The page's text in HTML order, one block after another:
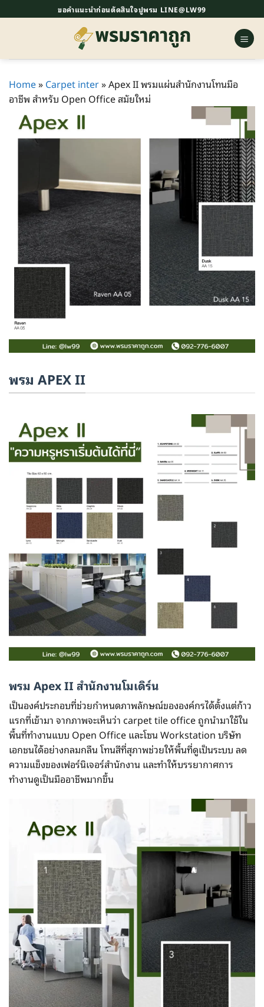
ไป
ขอคำแนะนำก่อนตัดสินใจปูพรม LINE@LW99
Home»Carpet inter»Apex II พรมแผ่นสำนักงานโทนมือ
อาชีพ สำหรับ Open Office สมัยใหม่
พรม APEX II
พรม Apex II สำนักงานโมเดิร์น
เป็นองค์ประกอบที่ช่วยกำหนดภาพลักษณ์ขององค์กรได้ตั้งแต่ก้าว
แรกที่เข้ามา จากภาพจะเห็นว่า carpet tile office ถูกนำมาใช้ใน
พื้นที่ทำงานแบบ Open Office และโซน Workstation บริษัท
เอกชนได้อย่างกลมกลืน โทนสีที่สุภาพช่วยให้พื้นที่ดูเป็นระบบ ลด
ความแข็งของเฟอร์นิเจอร์สำนักงาน และทำให้บรรยากาศการ
ทำงานดูเป็นมืออาชีพมากขึ้น